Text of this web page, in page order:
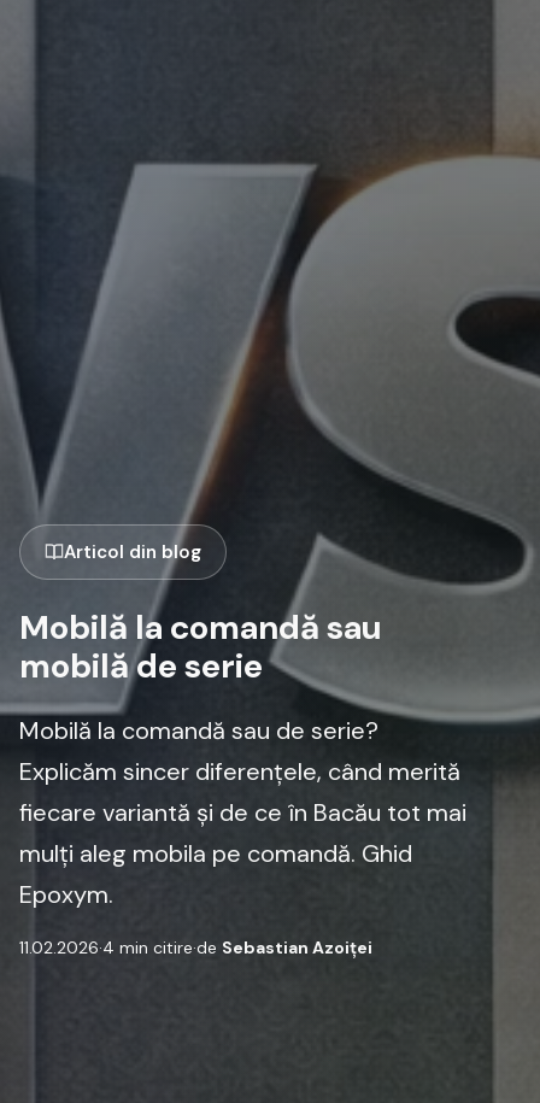
Articol din blog
Mobilă la comandă sau
mobilă de serie
Mobilă la comandă sau de serie?
Explicăm sincer diferențele, când merită
fiecare variantă și de ce în Bacău tot mai
mulți aleg mobila pe comandă. Ghid
Epoxym.
11.02.2026·4 min citire·de Sebastian Azoiței